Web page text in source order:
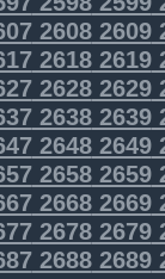
26082609
26182619
26282629
26382639
26482649
26582659
26682669
26782679
26882689